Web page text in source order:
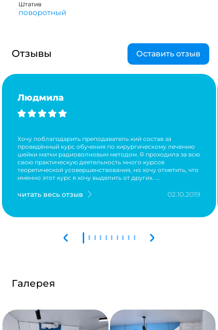
Штатив
поворотный
Отзывы Оставить отзыв
Людмила
Хочу поблагодарить преподаватель кий состав за
проведённый курс обучения по хирургическому лечению
шейки матки радиоволновым методом. Я проходила за всю
свою практическую деятельность много курсов
теоретической усовершенствования, но хочу отметить, что
именно этот курс я хочу выделить от других. ...
читать весь отзыв 02.10.2019
Галерея